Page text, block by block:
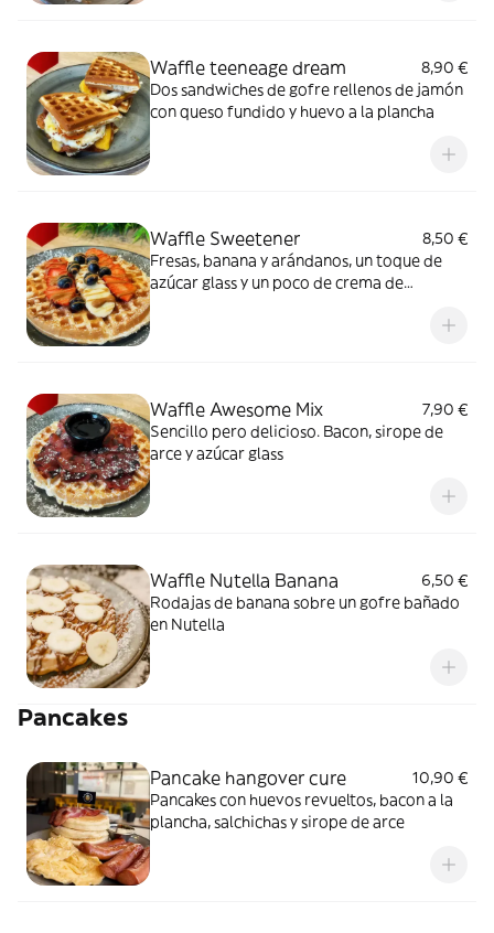
Waffle teeneage dream
8,90 €
Dos sandwiches de gofre rellenos de jamón
con queso fundido y huevo a la plancha
Waffle Sweetener
8,50 €
Fresas, banana y arándanos, un toque de
azúcar glass y un poco de crema de
Waffle Awesome Mix
7,90 €
Sencillo pero delicioso. Bacon, sirope de
arce y azúcar glass
Waffle Nutella Banana
6,50 €
Rodajas de banana sobre un gofre bañado
en Nutella
Pancakes
Pancake hangover cure
10,90 €
Pancakes con huevos revueltos, bacon a la
plancha, salchichas y sirope de arce